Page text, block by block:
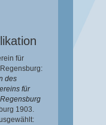
für
des
für
1903.